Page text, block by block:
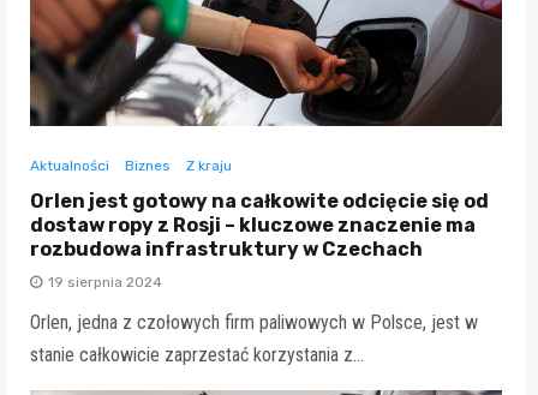
Aktualności Biznes Z kraju
Orlen jest gotowy na całkowite odcięcie się od
dostaw ropy z Rosji – kluczowe znaczenie ma
rozbudowa infrastruktury w Czechach
19 sierpnia 2024
Orlen, jedna z czołowych firm paliwowych w Polsce, jest w
stanie całkowicie zaprzestać korzystania z…